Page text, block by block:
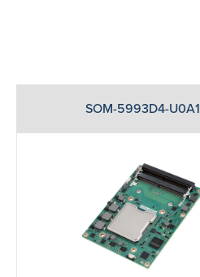
SOM-5993D4-U0A1